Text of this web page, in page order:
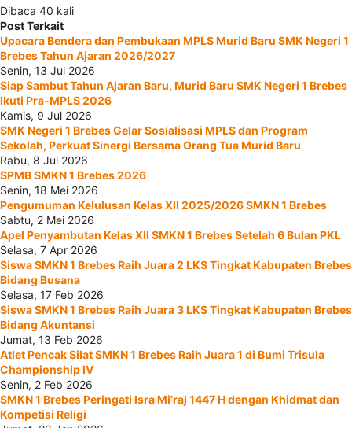
Dibaca 40 kali
Post Terkait
Upacara Bendera dan Pembukaan MPLS Murid Baru SMK Negeri 1
Brebes Tahun Ajaran 2026/2027
Senin, 13 Jul 2026
Siap Sambut Tahun Ajaran Baru, Murid Baru SMK Negeri 1 Brebes
Ikuti Pra-MPLS 2026
Kamis, 9 Jul 2026
SMK Negeri 1 Brebes Gelar Sosialisasi MPLS dan Program
Sekolah, Perkuat Sinergi Bersama Orang Tua Murid Baru
Rabu, 8 Jul 2026
SPMB SMKN 1 Brebes 2026
Senin, 18 Mei 2026
Pengumuman Kelulusan Kelas XII 2025/2026 SMKN 1 Brebes
Sabtu, 2 Mei 2026
Apel Penyambutan Kelas XII SMKN 1 Brebes Setelah 6 Bulan PKL
Selasa, 7 Apr 2026
Siswa SMKN 1 Brebes Raih Juara 2 LKS Tingkat Kabupaten Brebes
Bidang Busana
Selasa, 17 Feb 2026
Siswa SMKN 1 Brebes Raih Juara 3 LKS Tingkat Kabupaten Brebes
Bidang Akuntansi
Jumat, 13 Feb 2026
Atlet Pencak Silat SMKN 1 Brebes Raih Juara 1 di Bumi Trisula
Championship IV
Senin, 2 Feb 2026
SMKN 1 Brebes Peringati Isra Mi’raj 1447 H dengan Khidmat dan
Kompetisi Religi